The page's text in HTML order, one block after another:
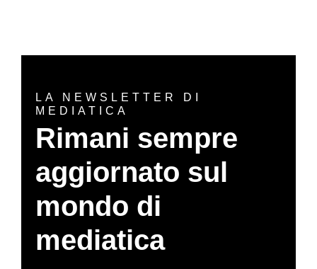
LA NEWSLETTER DI
MEDIATICA
Rimani sempre
aggiornato sul
mondo di
mediatica